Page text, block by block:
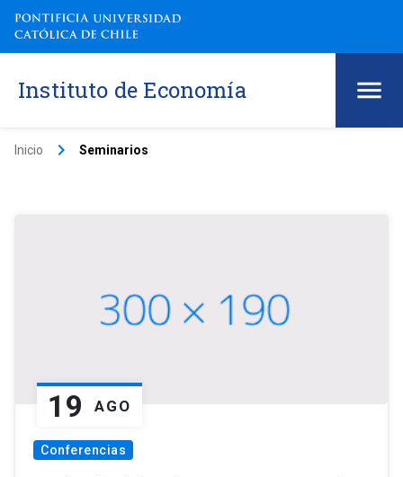
Instituto de Economía
Inicio keyboard_arrow_right Seminarios
19 AGO
Conferencias